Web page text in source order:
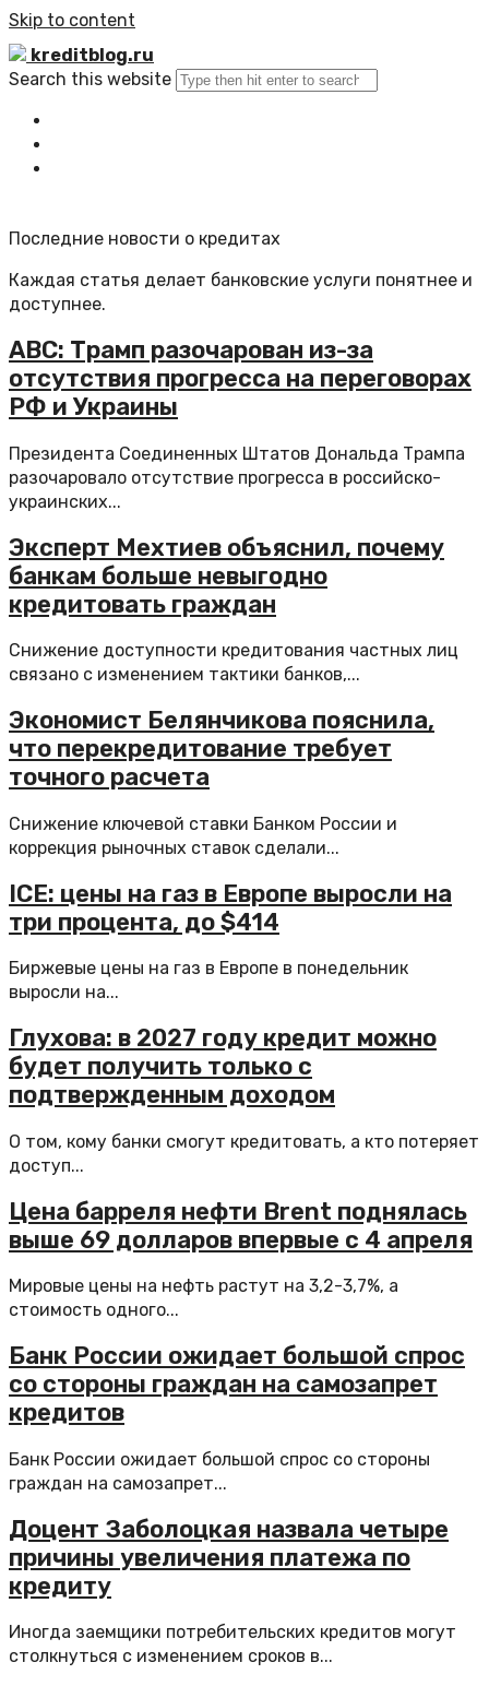
Skip to content
kreditblog.ru
Search this website
Последние новости о кредитах
Каждая статья делает банковские услуги понятнее и
доступнее.
ABC: Трамп разочарован из-за
отсутствия прогресса на переговорах
РФ и Украины
Президента Соединенных Штатов Дональда Трампа
разочаровало отсутствие прогресса в российско-
украинских...
Эксперт Мехтиев объяснил, почему
банкам больше невыгодно
кредитовать граждан
Снижение доступности кредитования частных лиц
связано с изменением тактики банков,...
Экономист Белянчикова пояснила,
что перекредитование требует
точного расчета
Снижение ключевой ставки Банком России и
коррекция рыночных ставок сделали...
ICE: цены на газ в Европе выросли на
три процента, до $414
Биржевые цены на газ в Европе в понедельник
выросли на...
Глухова: в 2027 году кредит можно
будет получить только с
подтвержденным доходом
О том, кому банки смогут кредитовать, а кто потеряет
доступ...
Цена барреля нефти Brent поднялась
выше 69 долларов впервые с 4 апреля
Мировые цены на нефть растут на 3,2-3,7%, а
стоимость одного...
Банк России ожидает большой спрос
со стороны граждан на самозапрет
кредитов
Банк России ожидает большой спрос со стороны
граждан на самозапрет...
Доцент Заболоцкая назвала четыре
причины увеличения платежа по
кредиту
Иногда заемщики потребительских кредитов могут
столкнуться с изменением сроков в...